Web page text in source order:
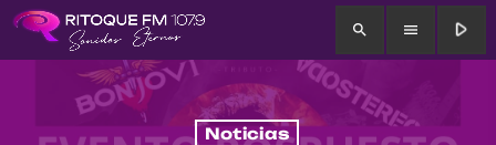
search menu play_arrow
Noticias